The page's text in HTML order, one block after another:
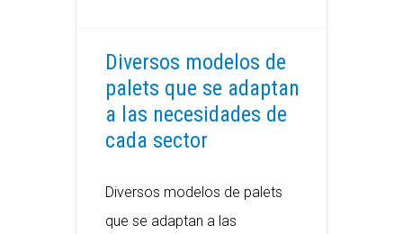
Diversos modelos de
palets que se adaptan
a las necesidades de
cada sector
Diversos modelos de palets
que se adaptan a las